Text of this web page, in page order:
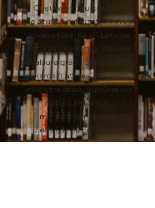
Gustawem) tulkojums.
Zane studējusi filozofiju Latvijas
Universitātē, kā arī Latvijas
Kultūras akadēmijā ieguvusi
bakalaura grādu Starpkultūru
sakaros (Latvija – Polija) un
maģistra grādu kultūras un
radošo industriju
menedžmentā. Viņa
piedalījusies dažādos ar
tulkošanu saistītos semināros,